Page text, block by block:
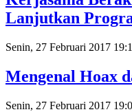
Lanjutkan
Senin, 27 Februari 2017
Mengenal Hoax
Senin, 27 Februari 2017